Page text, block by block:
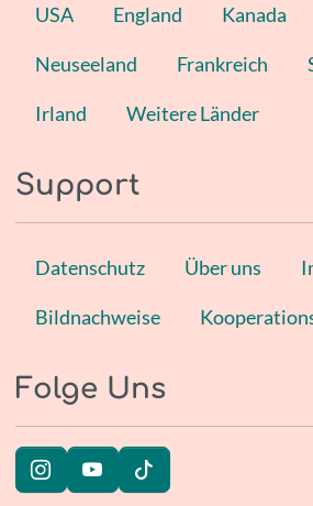
USA England Kanada
Neuseeland Frankreich
Irland Weitere Länder
Support
Datenschutz Über uns
Bildnachweise
Folge Uns